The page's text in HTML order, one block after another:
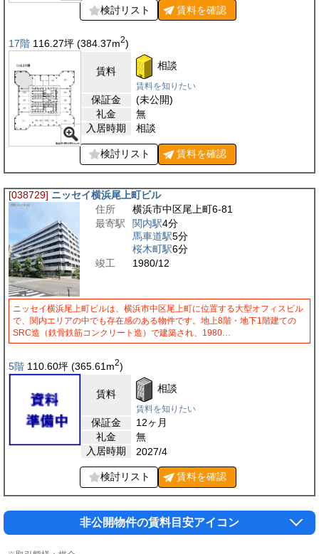
検討リスト 賃料を確認
17階 116.27坪 (384.37m2)
賃料 相談
賃料を知りたい
保証金
(未公開)
礼金
無
入居時期
相談
検討リスト 賃料を確認
[038729] ニッセイ横浜尾上町ビル
住所
横浜市中区尾上町6-81
最寄駅
関内駅4分
馬車道駅5分
桜木町駅6分
竣工
1980/12
ニッセイ横浜尾上町ビルは、横浜市中区尾上町に位置する大型オフィスビル
で、関内エリアの中でも存在感のある物件です。地上8階・地下1階建ての
SRC造（鉄骨鉄筋コンクリート造）で建築され、1980…
5階 110.60坪 (365.61 m2)
賃料 相談
賃料を知りたい
保証金
12ヶ月
礼金
無
入居時期
2027/4
検討リスト 賃料を確認
非公開物件の賃料目安アイコン